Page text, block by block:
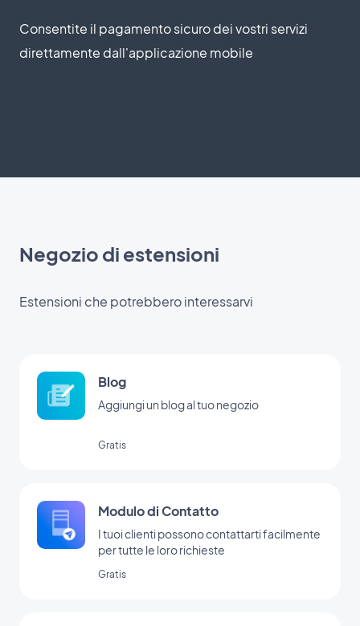
Consentite il pagamento sicuro dei vostri servizi
direttamente dall'applicazione mobile
Negozio di estensioni
Estensioni che potrebbero interessarvi
Blog
Aggiungi un blog al tuo negozio
Gratis
Modulo di Contatto
I tuoi clienti possono contattarti facilmente
per tutte le loro richieste
Gratis